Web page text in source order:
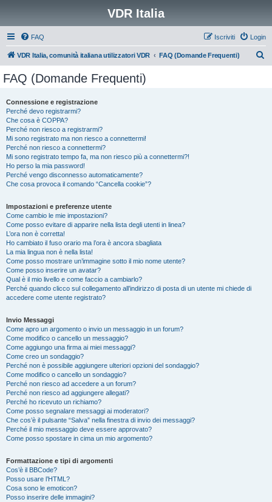
VDR Italia
FAQ Login
Iscriviti
VDR Italia, comunità italiana utilizzatori VDR FAQ (Domande Frequenti)
FAQ (Domande Frequenti)
Connessione e registrazione
Perché devo registrarmi?
Che cosa è COPPA?
Perché non riesco a registrarmi?
Mi sono registrato ma non riesco a connettermi!
Perché non riesco a connettermi?
Mi sono registrato tempo fa, ma non riesco più a connettermi?!
Ho perso la mia password!
Perché vengo disconnesso automaticamente?
Che cosa provoca il comando “Cancella cookie”?
Impostazioni e preferenze utente
Come cambio le mie impostazioni?
Come posso evitare di apparire nella lista degli utenti in linea?
L’ora non è corretta!
Ho cambiato il fuso orario ma l’ora è ancora sbagliata
La mia lingua non è nella lista!
Come posso mostrare un’immagine sotto il mio nome utente?
Come posso inserire un avatar?
Qual è il mio livello e come faccio a cambiarlo?
Perché quando clicco sul collegamento all’indirizzo di posta di un utente mi chiede di
accedere come utente registrato?
Invio Messaggi
Come apro un argomento o invio un messaggio in un forum?
Come modifico o cancello un messaggio?
Come aggiungo una firma ai miei messaggi?
Come creo un sondaggio?
Perché non è possibile aggiungere ulteriori opzioni del sondaggio?
Come modifico o cancello un sondaggio?
Perché non riesco ad accedere a un forum?
Perché non riesco ad aggiungere allegati?
Perché ho ricevuto un richiamo?
Come posso segnalare messaggi ai moderatori?
Che cos’è il pulsante “Salva” nella finestra di invio dei messaggi?
Perché il mio messaggio deve essere approvato?
Come posso spostare in cima un mio argomento?
Formattazione e tipi di argomenti
Cos’è il BBCode?
Posso usare l’HTML?
Cosa sono le emoticon?
Posso inserire delle immagini?